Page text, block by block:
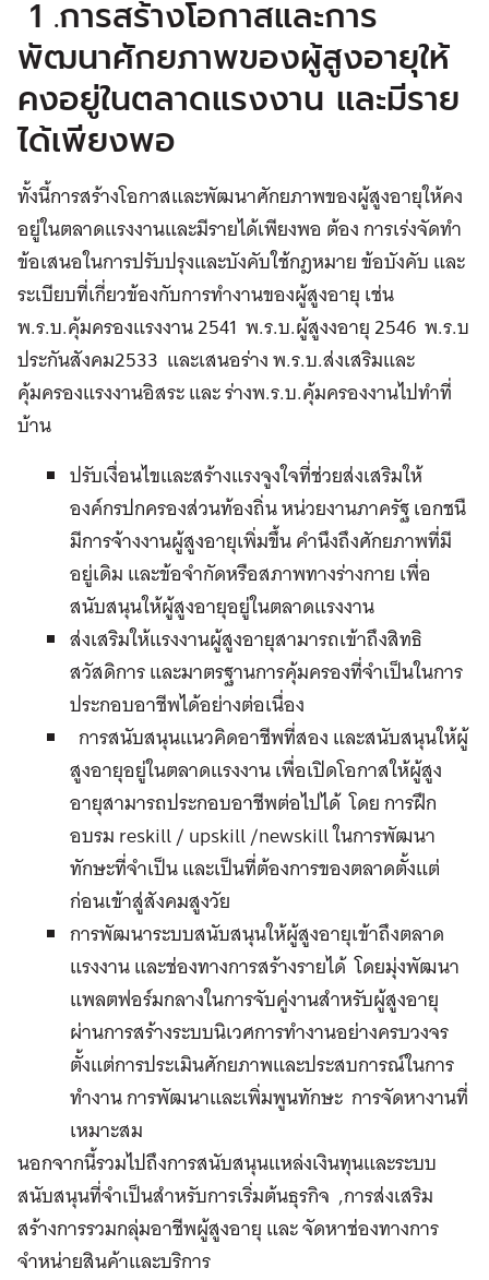
1 .การสร้างโอกาสและการ
พัฒนาศักยภาพของผู้สูงอายุให้
คงอยู่ในตลาดแรงงาน และมีราย
ได้เพียงพอ
ทั้งนี้การสร้างโอกาสและพัฒนาศักยภาพของผู้สูงอายุให้คง
อยู่ในตลาดแรงงานและมีรายได้เพียงพอ ต้อง การเร่งจัดทำ
ข้อเสนอในการปรับปรุงและบังคับใช้กฎหมาย ข้อบังคับ และ
ระเบียบที่เกี่ยวข้องกับการทำงานของผู้สูงอายุ เช่น
พ.ร.บ.คุ้มครองแรงงาน 2541 พ.ร.บ.ผู้สูงงอายุ 2546 พ.ร.บ
ประกันสังคม2533 และเสนอร่าง พ.ร.บ.ส่งเสริมและ
คุ้มครองแรงงานอิสระ และ ร่างพ.ร.บ.คุ้มครองงานไปทำที่
บ้าน
ปรับเงื่อนไขและสร้างแรงจูงใจที่ช่วยส่งเสริมให้
องค์กรปกครองส่วนท้องถิ่น หน่วยงานภาครัฐ เอกชนื
มีการจ้างงานผู้สูงอายุเพิ่มขึ้น คำนึงถึงศักยภาพที่มี
อยู่เดิม และข้อจำกัดหรือสภาพทางร่างกาย เพื่อ
สนับสนุนให้ผู้สูงอายุอยู่ในตลาดแรงงาน
ส่งเสริมให้แรงงานผู้สูงอายุสามารถเข้าถึงสิทธิ
สวัสดิการ และมาตรฐานการคุ้มครองที่จำเป็นในการ
ประกอบอาชีพได้อย่างต่อเนื่อง
การสนับสนุนแนวคิดอาชีพที่สอง และสนับสนุนให้ผู้
สูงอายุอยู่ในตลาดแรงงาน เพื่อเปิดโอกาสให้ผู้สูง
อายุสามารถประกอบอาชีพต่อไปได้ โดย การฝึก
อบรม reskill / upskill /newskill ในการพัฒนา
ทักษะที่จำเป็น และเป็นที่ต้องการของตลาดตั้งแต่
ก่อนเข้าสู่สังคมสูงวัย
การพัฒนาระบบสนับสนุนให้ผู้สูงอายุเข้าถึงตลาด
แรงงาน และช่องทางการสร้างรายได้ โดยมุ่งพัฒนา
แพลตฟอร์มกลางในการจับคู่งานสำหรับผู้สูงอายุ
ผ่านการสร้างระบบนิเวศการทำงานอย่างครบวงจร
ตั้งแต่การประเมินศักยภาพและประสบการณ์ในการ
ทำงาน การพัฒนาและเพิ่มพูนทักษะ การจัดหางานที่
เหมาะสม
นอกจากนี้รวมไปถึงการสนับสนุนแหล่งเงินทุนและระบบ
สนับสนุนที่จำเป็นสำหรับการเริ่มต้นธุรกิจ ,การส่งเสริม
สร้างการรวมกลุ่มอาชีพผู้สูงอายุ และ จัดหาช่องทางการ
จำหน่ายสินค้าและบริการ